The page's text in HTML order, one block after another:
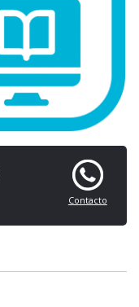
Contacto